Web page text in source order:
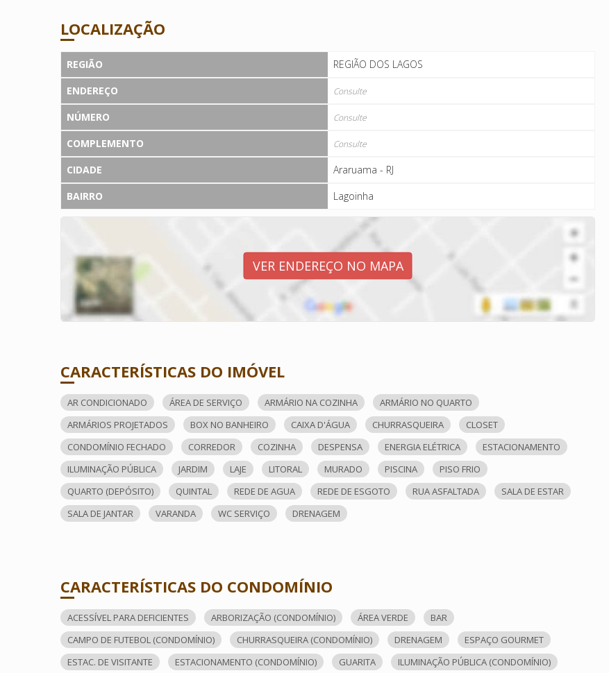
LOCALIZAÇÃO
REGIÃO
REGIÃO DOS LAGOS
ENDEREÇO
Consulte
NÚMERO Consulte
COMPLEMENTO Consulte
CIDADE
Araruama - RJ
BAIRRO
Lagoinha
VER ENDEREÇO NO MAPA
CARACTERÍSTICAS DO IMÓVEL
AR CONDICIONADO ÁREA DE SERVIÇO ARMÁRIO NA COZINHA
ARMÁRIO NO QUARTO
ARMÁRIOS PROJETADOS
BOX NO BANHEIRO CAIXA D'ÁGUA CHURRASQUEIRA
CLOSET
CONDOMÍNIO FECHADO
CORREDOR COZINHA DESPENSA ENERGIA ELÉTRICA
ESTACIONAMENTO
ILUMINAÇÃO PÚBLICA
JARDIM LAJE LITORAL MURADO PISCINA
PISO FRIO
QUARTO (DEPÓSITO)
QUINTAL REDE DE AGUA REDE DE ESGOTO RUA ASFALTADA
SALA DE ESTAR
SALA DE JANTAR
VARANDA WC SERVIÇO DRENAGEM
CARACTERÍSTICAS DO CONDOMÍNIO
ACESSÍVEL PARA DEFICIENTES ARBORIZAÇÃO (CONDOMÍNIO) ÁREA VERDE
BAR
CAMPO DE FUTEBOL (CONDOMÍNIO)
CHURRASQUEIRA (CONDOMÍNIO) DRENAGEM
ESPAÇO GOURMET
ESTAC. DE VISITANTE
ESTACIONAMENTO (CONDOMÍNIO) GUARITA ILUMINAÇÃO PÚBLICA (CONDOMÍNIO)